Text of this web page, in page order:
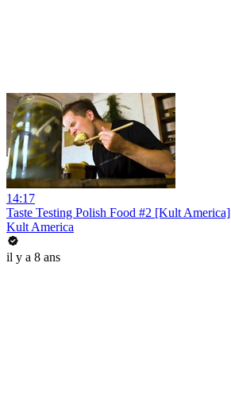
14:17
Taste Testing Polish Food #2 [Kult America]
Kult America
il y a 8 ans